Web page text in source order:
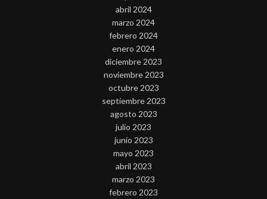
abril 2024
marzo 2024
febrero 2024
enero 2024
diciembre 2023
noviembre 2023
octubre 2023
septiembre 2023
agosto 2023
julio 2023
junio 2023
mayo 2023
abril 2023
marzo 2023
febrero 2023